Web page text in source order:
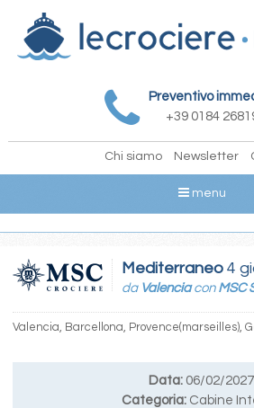
Preventivo
+39 0184
Chi siamo Newsletter
menu
Mediterraneo4
da Valenciacon MSC
Valencia, Barcellona, Provence(marseilles),
Data: 06/02/2027
Categoria: Cabine